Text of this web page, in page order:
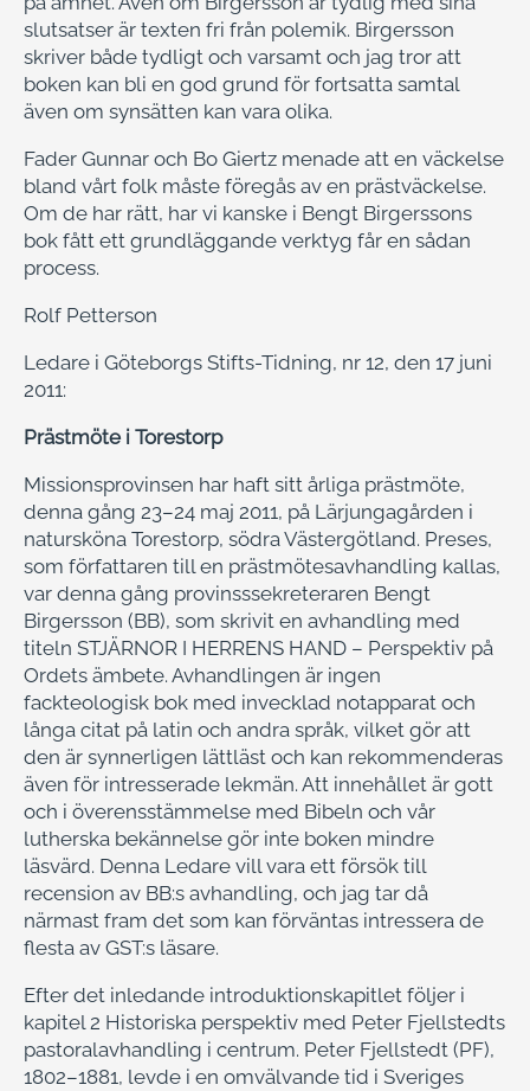
slutsatser är texten fri från polemik. Birgersson
skriver både tydligt och varsamt och jag tror att
boken kan bli en god grund för fortsatta samtal
även om synsätten kan vara olika.
Fader Gunnar och Bo Giertz menade att en väckelse
bland vårt folk måste föregås av en prästväckelse.
Om de har rätt, har vi kanske i Bengt Birgerssons
bok fått ett grundläggande verktyg får en sådan
process.
Rolf Petterson
Ledare i Göteborgs Stifts-Tidning, nr 12, den 17 juni
2011:
Prästmöte i Torestorp
Missionsprovinsen har haft sitt årliga prästmöte,
denna gång 23–24 maj 2011, på Lärjungagården i
natursköna Torestorp, södra Västergötland. Preses,
som författaren till en prästmötesavhandling kallas,
var denna gång provinsssekreteraren Bengt
Birgersson (BB), som skrivit en avhandling med
titeln STJÄRNOR I HERRENS HAND – Perspektiv på
Ordets ämbete. Avhandlingen är ingen
fackteologisk bok med invecklad notapparat och
långa citat på latin och andra språk, vilket gör att
den är synnerligen lättläst och kan rekommenderas
även för intresserade lekmän. Att innehållet är gott
och i överensstämmelse med Bibeln och vår
lutherska bekännelse gör inte boken mindre
läsvärd. Denna Ledare vill vara ett försök till
recension av BB:s avhandling, och jag tar då
närmast fram det som kan förväntas intressera de
flesta av GST:s läsare.
Efter det inledande introduktionskapitlet följer i
kapitel 2 Historiska perspektiv med Peter Fjellstedts
pastoralavhandling i centrum. Peter Fjellstedt (PF),
1802–1881, levde i en omvälvande tid i Sveriges